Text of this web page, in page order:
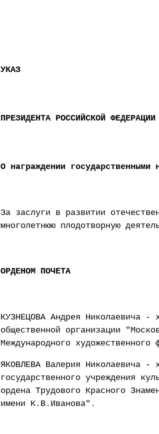
УКАЗ
ПРЕЗИДЕНТА РОССИЙСКОЙ ФЕДЕРАЦИИ
О награждении государственными
За заслуги в развитии
многолетнюю плодотворную
ОРДЕНОМ ПОЧЕТА
КУЗНЕЦОВА Андрея Николаевича -
общественной организации
Международного художественного
ЯКОВЛЕВА Валерия Николаевича -
государственного учреждения
ордена Трудового Красного
имени К.В.Иванова".